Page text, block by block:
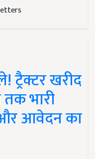
ट्रैक्टर खरीद
भारी
और आवेदन का